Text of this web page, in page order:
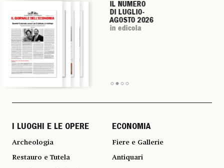
IL NUMERO
DI LUGLIO-
AGOSTO 2026
in edicola
IL NUMERO
DI LUGLIO-
AGOSTO 2026
in edicola
IL NUMERO
DI LUGLIO-
AGOSTO 2026
in edicola
IL NUMERO
DI LUGLIO-
AGOSTO 2026
in edicola
I LUOGHI E LE OPERE
Archeologia
Restauro e Tutela
ECONOMIA
Fiere e Gallerie
Antiquari